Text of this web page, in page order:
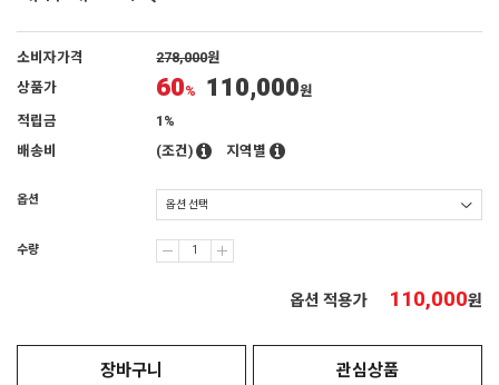
소비자가격 278,000원
상품가
60% 110,000원
적립금
1%
배송비
(조건) 지역별
옵션
수량
옵션 적용가 110,000원
장바구니 관심상품